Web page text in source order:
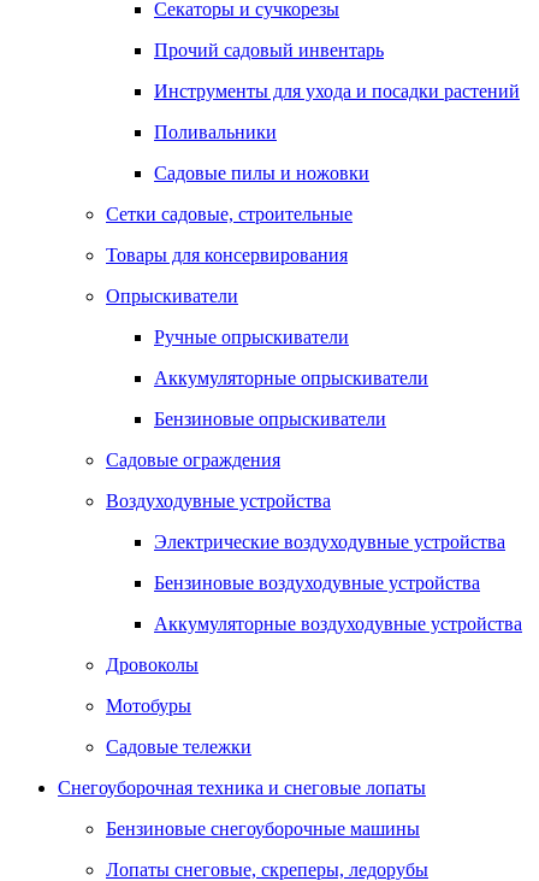
Секаторы и сучкорезы
Прочий садовый инвентарь
Инструменты для ухода и посадки растений
Поливальники
Садовые пилы и ножовки
Сетки садовые, строительные
Товары для консервирования
Опрыскиватели
Ручные опрыскиватели
Аккумуляторные опрыскиватели
Бензиновые опрыскиватели
Садовые ограждения
Воздуходувные устройства
Электрические воздуходувные устройства
Бензиновые воздуходувные устройства
Аккумуляторные воздуходувные устройства
Дровоколы
Мотобуры
Садовые тележки
Снегоуборочная техника и снеговые лопаты
Бензиновые снегоуборочные машины
Лопаты снеговые, скреперы, ледорубы